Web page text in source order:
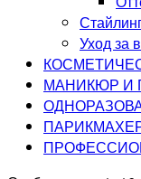
Уход за
МАНИКЮР И